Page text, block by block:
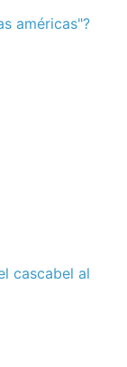
américas"?
cascabel al